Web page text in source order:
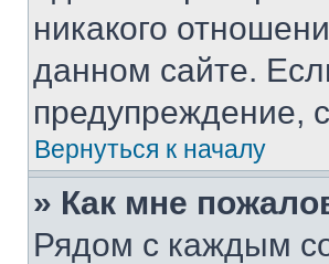
никакого
данном сайте.
предупреждение,
Вернуться к началу
» Как мне
Рядом с каждым